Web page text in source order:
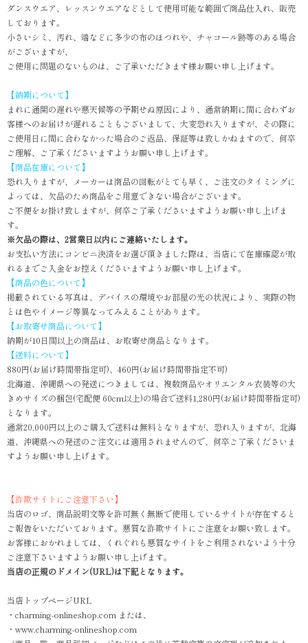
ダンスウエア、レッスンウエアなどとして使用可能な範囲で商品仕入れ、販売
しております。
小さいシミ、汚れ、端などに多少の布のほつれや、チャコール跡等のある場合
がございますが、
ご使用に問題のないものは、ご了承いただきます様お願い申し上げます。
【納期について】
まれに通関の遅れや悪天候等の予期せぬ原因により、通常納期に間に合わずお
客様へのお届けが遅れることもございまして、大変恐れ入りますが、その際に
ご使用日に間に合わなかった場合のご返品、保証等は致しかねますので、何卒
ご理解、ご了承くださいますようお願い申し上げます。
【商品在庫について】
恐れ入りますが、メーカーは商品の回転がとても早く、ご注文のタイミングに
よっては、欠品のため商品をご用意できない場合がございます。
ご不便をお掛け致しますが、何卒ご了承くださいますようお願い申し上げま
す。
※欠品の際は、2営業日以内にご連絡いたします。
お支払い方法にコンビニ決済をお選び頂きました際は、当店にて在庫確認が取
れるまでご入金をお控えくださいますようお願い申し上げます。
【商品の色について】
掲載されている写真は、デバイスの環境やお部屋の光の状況により、実際の物
とは色やイメージ等異なってみえることがあります。
【お取寄せ商品について】
納期が10日間以上の商品は、お取寄せ商品となります。
【送料について】
880円(お届け時間帯指定可)、460円(お届け時間帯指定不可)
北海道、沖縄県への発送につきましては、複数商品やオリエンタル衣装等の大
きめサイズの梱包(宅配便 60cm以上)の場合で送料1,280円(お届け時間帯指定可)
となります。
通常20,000円以上のご購入で送料は無料となりますが、恐れ入りますが、北海
道、沖縄県への発送のご注文には適用されませんので、何卒ご了承くださいま
すようお願い申し上げます。
【詐欺サイトにご注意下さい】
当店のロゴ、商品説明文等を許可無く無断で使用しているサイトが存在すると
ご報告をいただいております。悪質な詐欺サイトにご注意をお願い致します。
お客様におかれましては、くれぐれも悪質なサイトをご利用されないよう十分
ご注意下さいますようお願い申し上げます。
当店の正規のドメイン(URL)は下記となります。
当店トップページURL
・charming-onlineshop.com または、
・www.charming-onlineshop.com